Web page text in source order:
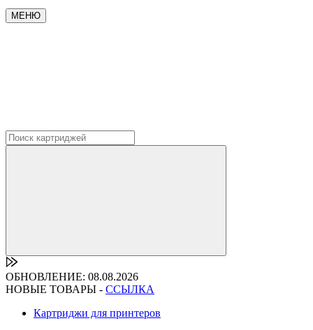
МЕНЮ
ОБНОВЛЕНИЕ: 08.08.2026
НОВЫЕ ТОВАРЫ - ССЫЛКА
Картриджи для принтеров